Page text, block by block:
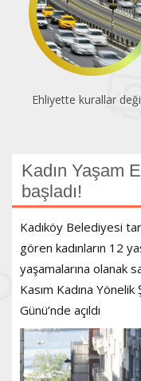
Sendikalaşma oranı
Kadın Yaşam
başladı!
Kadıköy Belediyesi
gören kadınların 12
yaşamalarına olanak
Kasım Kadına
Günü’nde açıldı